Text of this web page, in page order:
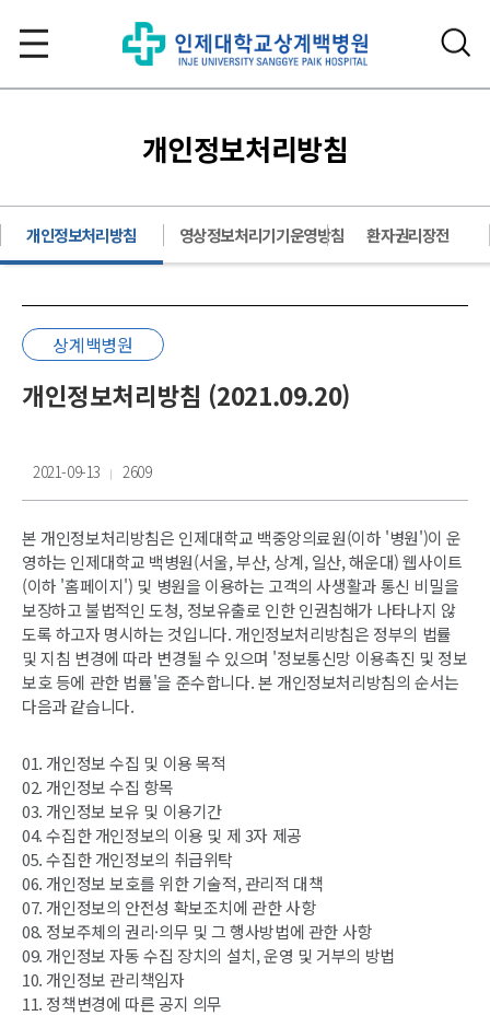
개인정보처리방침
개인정보처리방침 영상정보처리기기운영방침 환자권리장전
상계백병원
개인정보처리방침 (2021.09.20)
2021-09-13 2609
본 개인정보처리방침은 인제대학교 백중앙의료원(이하 '병원')이 운
영하는 인제대학교 백병원(서울, 부산, 상계, 일산, 해운대) 웹사이트
(이하 '홈페이지') 및 병원을 이용하는 고객의 사생활과 통신 비밀을
보장하고 불법적인 도청, 정보유출로 인한 인권침해가 나타나지 않
도록 하고자 명시하는 것입니다. 개인정보처리방침은 정부의 법률
및 지침 변경에 따라 변경될 수 있으며 '정보통신망 이용촉진 및 정보
보호 등에 관한 법률'을 준수합니다. 본 개인정보처리방침의 순서는
다음과 같습니다.
01. 개인정보 수집 및 이용 목적
02. 개인정보 수집 항목
03. 개인정보 보유 및 이용기간
04. 수집한 개인정보의 이용 및 제 3자 제공
05. 수집한 개인정보의 취급위탁
06. 개인정보 보호를 위한 기술적, 관리적 대책
07. 개인정보의 안전성 확보조치에 관한 사항
08. 정보주체의 권리·의무 및 그 행사방법에 관한 사항
09. 개인정보 자동 수집 장치의 설치, 운영 및 거부의 방법
10. 개인정보 관리책임자
11. 정책변경에 따른 공지 의무